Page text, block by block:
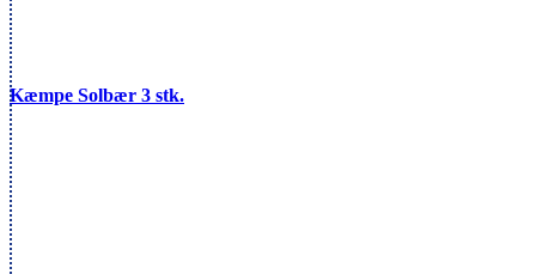
Kæmpe Solbær 3 stk.